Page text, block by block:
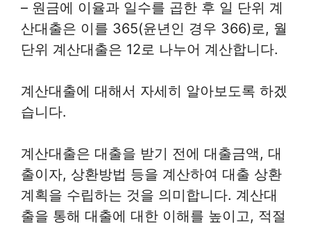
– 원금에 이율과 일수를 곱한 후 일 단위 계
산대출은 이를 365(윤년인 경우 366)로, 월
단위 계산대출은 12로 나누어 계산합니다.
계산대출에 대해서 자세히 알아보도록 하겠
습니다.
계산대출은 대출을 받기 전에 대출금액, 대
출이자, 상환방법 등을 계산하여 대출 상환
계획을 수립하는 것을 의미합니다. 계산대
출을 통해 대출에 대한 이해를 높이고, 적절